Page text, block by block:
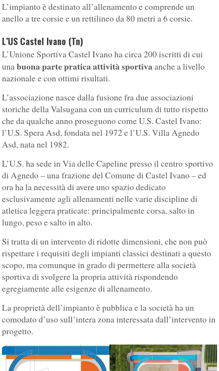
L’impianto è destinato all’allenamento e comprende un
anello a tre corsie e un rettilineo da 80 metri a 6 corsie.
L’US Castel Ivano (Tn)
L’Unione Sportiva Castel Ivano ha circa 200 iscritti di cui
unabuona parte pratica attività sportiva anche a livello
nazionale e con ottimi risultati.
L’associazione nasce dalla fusione fra due associazioni
storiche della Valsugana con un curriculum di tutto rispetto
che da qualche anno proseguono come U.S. Castel Ivano:
l’U.S. Spera Asd, fondata nel 1972 e l’U.S. Villa Agnedo
Asd, nata nel 1982.
L’U.S. ha sede in Via delle Capeline presso il centro sportivo
di Agnedo – una frazione del Comune di Castel Ivano – ed
ora ha la necessità di avere uno spazio dedicato
esclusivamente agli allenamenti nelle varie discipline di
atletica leggera praticate: principalmente corsa, salto in
lungo, peso e salto in alto.
Si tratta di un intervento di ridotte dimensioni, che non può
rispettare i requisiti degli impianti classici destinati a questo
scopo, ma comunque in grado di permettere alla società
sportiva di svolgere la propria attività rispondendo
egregiamente alle esigenze di allenamento.
La proprietà dell’impianto è pubblica e la società ha un
comodato d’uso sull’intera zona interessata dall’intervento in
progetto.